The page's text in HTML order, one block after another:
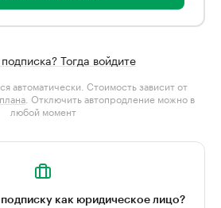
Тогда войдите
автоматически. Стоимость зависит от
. Отключить автопродление можно в
любой момент
как юридическое лицо?